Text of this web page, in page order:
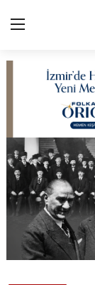
Çerez Politikası
Künye
Ankara
TBMM